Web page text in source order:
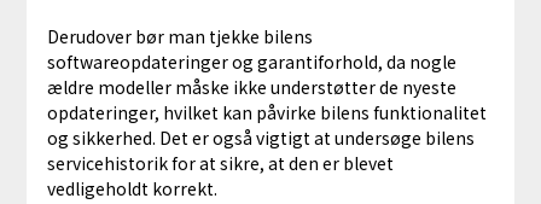
Derudover bør man tjekke bilens
softwareopdateringer og garantiforhold, da nogle
ældre modeller måske ikke understøtter de nyeste
opdateringer, hvilket kan påvirke bilens funktionalitet
og sikkerhed. Det er også vigtigt at undersøge bilens
servicehistorik for at sikre, at den er blevet
vedligeholdt korrekt.